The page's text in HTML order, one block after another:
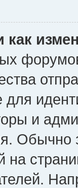
как
и
Обычно
на